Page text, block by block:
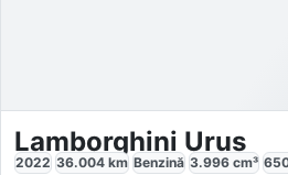
Lamborghini Urus
2022 36.004 km Benzină 3.996 cm³